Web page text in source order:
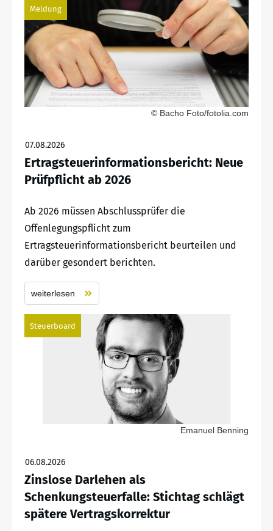
Meldung
© Bacho Foto/fotolia.com
07.08.2026
Ertragsteuerinformationsbericht: Neue
Prüfpflicht ab 2026
Ab 2026 müssen Abschlussprüfer die
Offenlegungspflicht zum
Ertragsteuerinformationsbericht beurteilen und
darüber gesondert berichten.
weiterlesen
Steuerboard
Emanuel Benning
06.08.2026
Zinslose Darlehen als
Schenkungsteuerfalle: Stichtag schlägt
spätere Vertragskorrektur